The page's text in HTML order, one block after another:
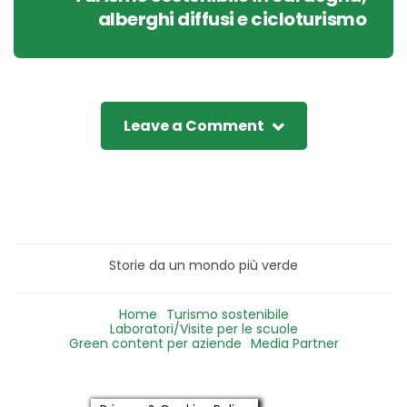
alberghi diffusi e cicloturismo
Leave a Comment
Storie da un mondo più verde
Home Turismo sostenibile
Laboratori/Visite per le scuole
Green content per aziende Media Partner